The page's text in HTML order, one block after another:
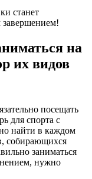
станет
на
их видов
посещать
для спорта с
найти в каждом
собирающихся
заниматься
нужно